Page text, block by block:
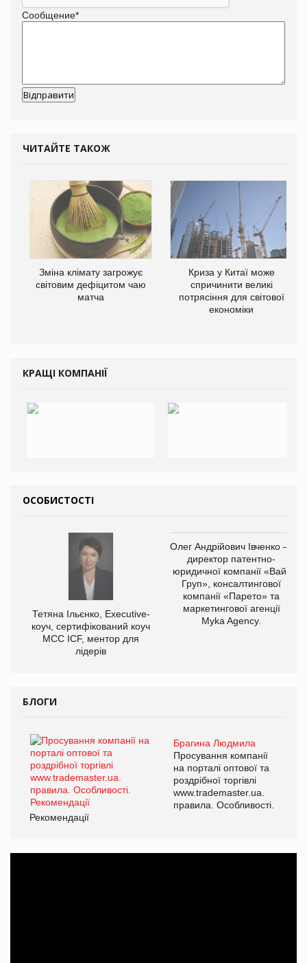
Сообщение*
ЧИТАЙТЕ ТАКОЖ
Зміна клімату загрожує
світовим дефіцитом чаю
матча
Криза у Китаї може
спричинити великі
потрясіння для світової
економіки
КРАЩІ КОМПАНІЇ
ОСОБИСТОСТІ
Тетяна Ільєнко, Executive-
коуч, сертифікований коуч
МСС ICF, ментор для
лідерів
Олег Андрійович Івченко —
директор патентно-
юридичної компанії «Вайз
Груп», консалтингової
компанії «Парето» та
маркетингової агенції
Myka Agency.
БЛОГИ
Брагина Людмила
Просування компанії
на порталі оптової та
роздрібної торгівлі
www.trademaster.ua.
правила. Особливості.
Рекомендації